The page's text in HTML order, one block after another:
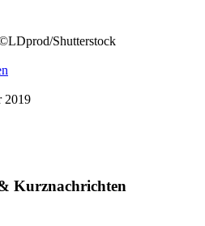
2019
Kurznachrichten